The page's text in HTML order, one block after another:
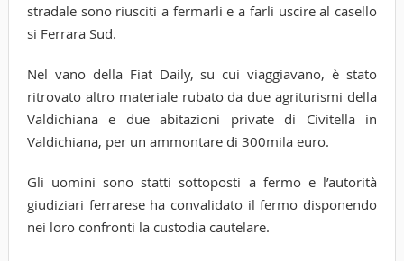
stradale sono riusciti a fermarli e a farli uscire al casello
si Ferrara Sud.
Nel vano della Fiat Daily, su cui viaggiavano, è stato
ritrovato altro materiale rubato da due agriturismi della
Valdichiana e due abitazioni private di Civitella in
Valdichiana, per un ammontare di 300mila euro.
Gli uomini sono statti sottoposti a fermo e l’autorità
giudiziari ferrarese ha convalidato il fermo disponendo
nei loro confronti la custodia cautelare.